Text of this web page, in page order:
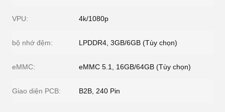
VPU: 4k/1080p
bộ nhớ đệm: LPDDR4, 3GB/6GB (Tùy chọn)
eMMC: eMMC 5.1, 16GB/64GB (Tùy chọn)
Giao diện PCB: B2B, 240 Pin